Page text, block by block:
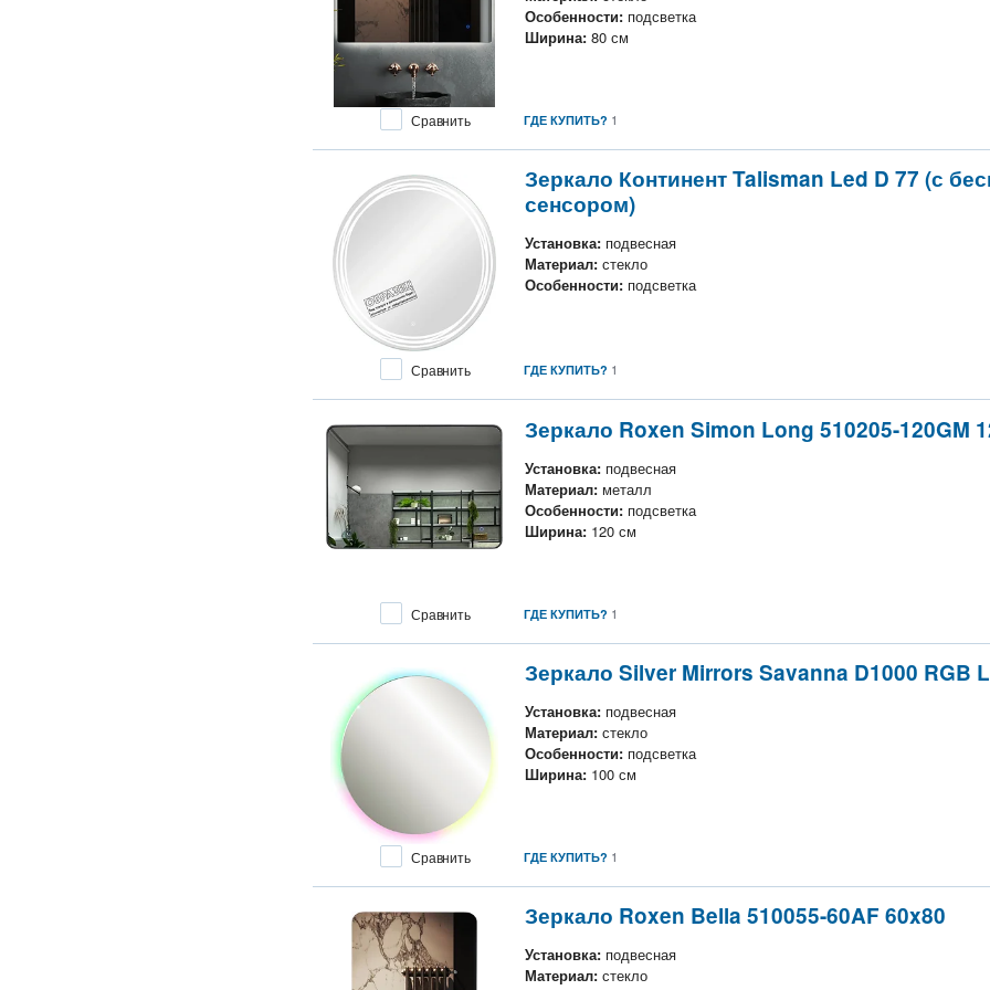
Особенности: подсветка
Ширина: 80 см
ГДЕ КУПИТЬ? 1
Сравнить
Зеркало Континент Talisman Led D 77 (с
сенсором)
Установка: подвесная
Материал: стекло
Особенности: подсветка
ГДЕ КУПИТЬ? 1
Сравнить
Зеркало Roxen Simon Long 510205-120GM
Установка: подвесная
Материал: металл
Особенности: подсветка
Ширина: 120 см
ГДЕ КУПИТЬ? 1
Сравнить
Зеркало Silver Mirrors Savanna D1000 RGB
Установка: подвесная
Материал: стекло
Особенности: подсветка
Ширина: 100 см
ГДЕ КУПИТЬ? 1
Сравнить
Зеркало Roxen Bella 510055-60AF 60x80
Установка: подвесная
Материал: стекло